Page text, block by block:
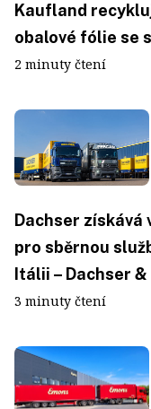
Kaufland
obalové fólie se
2 minuty čtení
Dachser získává
pro sběrnou
Itálii – Dachser
3 minuty čtení